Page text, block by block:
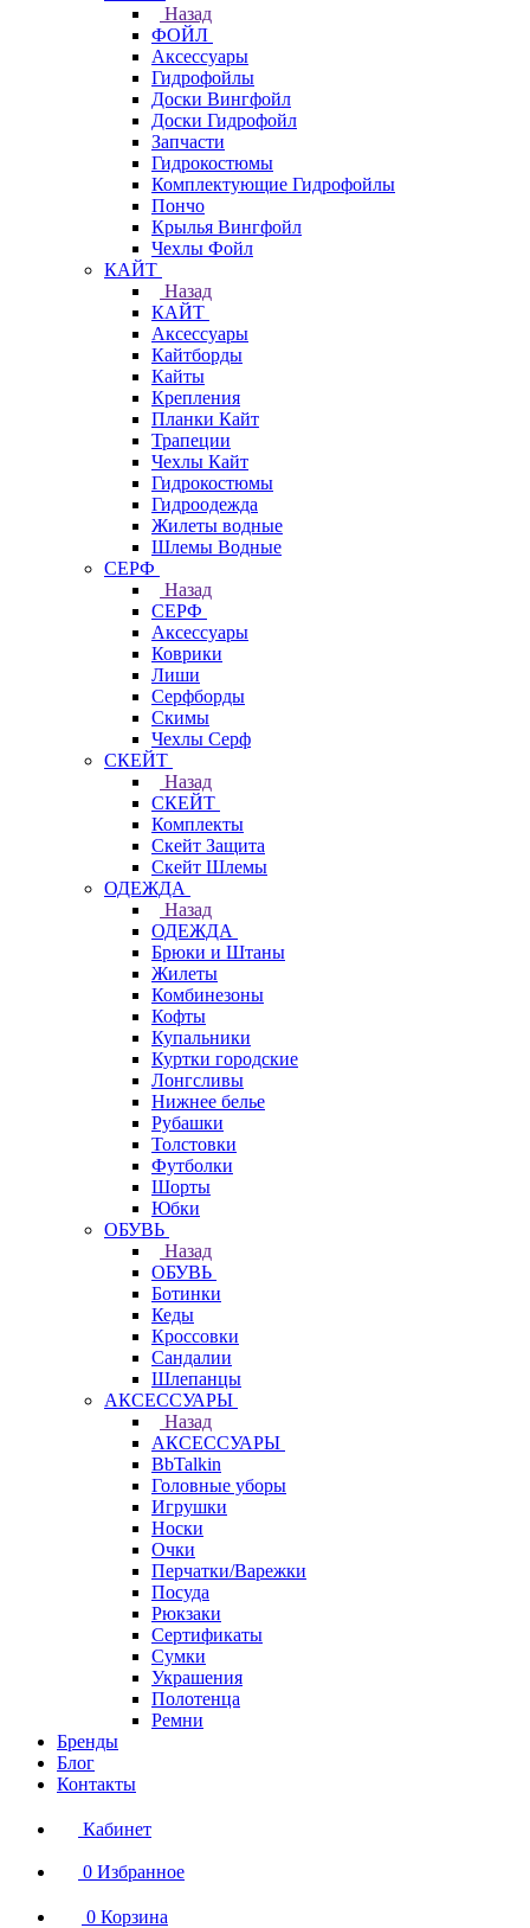
Назад
ФОЙЛ
Аксессуары
Гидрофойлы
Доски Вингфойл
Доски Гидрофойл
Запчасти
Гидрокостюмы
Комплектующие Гидрофойлы
Пончо
Крылья Вингфойл
Чехлы Фойл
КАЙТ
Назад
КАЙТ
Аксессуары
Кайтборды
Кайты
Крепления
Планки Кайт
Трапеции
Чехлы Кайт
Гидрокостюмы
Гидроодежда
Жилеты водные
Шлемы Водные
СЕРФ
Назад
СЕРФ
Аксессуары
Коврики
Лиши
Серфборды
Скимы
Чехлы Cерф
СКЕЙТ
Назад
СКЕЙТ
Комплекты
Скейт Защита
Скейт Шлемы
ОДЕЖДА
Назад
ОДЕЖДА
Брюки и Штаны
Жилеты
Комбинезоны
Кофты
Купальники
Куртки городские
Лонгсливы
Нижнее белье
Рубашки
Толстовки
Футболки
Шорты
Юбки
ОБУВЬ
Назад
ОБУВЬ
Ботинки
Кеды
Кроссовки
Сандалии
Шлепанцы
АКСЕССУАРЫ
Назад
АКСЕССУАРЫ
BbTalkin
Головные уборы
Игрушки
Носки
Очки
Перчатки/Варежки
Посуда
Рюкзаки
Сертификаты
Сумки
Украшения
Полотенца
Ремни
Бренды
Блог
Контакты
Кабинет
0 Избранное
0 Корзина